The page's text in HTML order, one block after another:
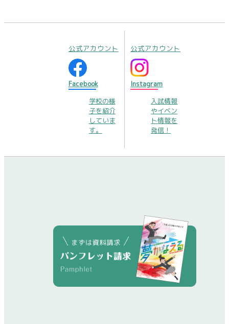
公式アカウント
Facebook
学校の様
子を紹介
していま
す。
公式アカウント
Instagram
入試情報
やイベン
ト情報を
発信！